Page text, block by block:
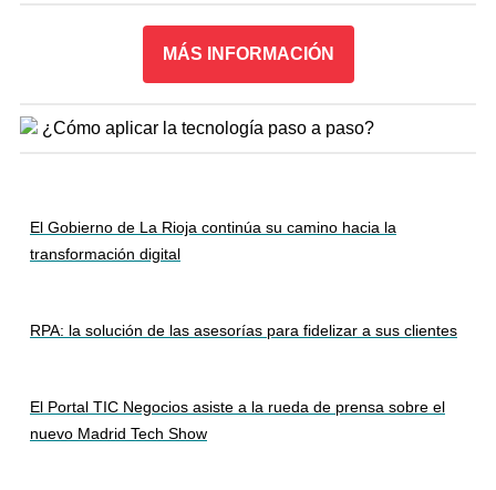
MÁS INFORMACIÓN
¿Cómo aplicar la tecnología paso a paso?
El Gobierno de La Rioja continúa su camino hacia la
transformación digital
RPA: la solución de las asesorías para fidelizar a sus clientes
El Portal TIC Negocios asiste a la rueda de prensa sobre el
nuevo Madrid Tech Show